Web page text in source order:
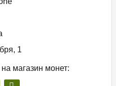
1
магазин монет: